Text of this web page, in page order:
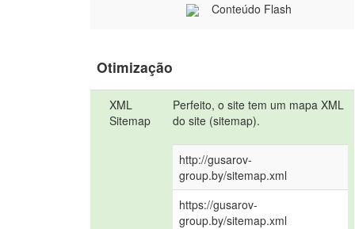
Conteúdo Flash
Otimização
XML
Sitemap
Perfeito, o site tem um mapa XML
do site (sitemap).
http://gusarov-
group.by/sitemap.xml
https://gusarov-
group.by/sitemap.xml